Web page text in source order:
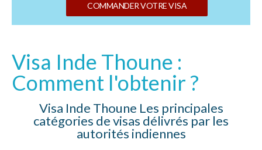
COMMANDER VOTRE VISA
Visa Inde Thoune :
Comment l'obtenir ?
Visa Inde Thoune Les principales
catégories de visas délivrés par les
autorités indiennes